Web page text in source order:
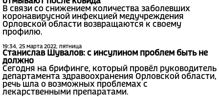
В связи со снижением количества заболевших
коронавирусной инфекцией медучреждения
Орловской области возвращаются к своему
профилю.
19:34, 25 марта 2022, пятница
Станислав Шувалов: с инсулином проблем быть не
должно
Сегодня на брифинге, который провёл руководитель
департамента здравоохранения Орловской области,
речь шла о возможных проблемах с
лекарственными препаратами.